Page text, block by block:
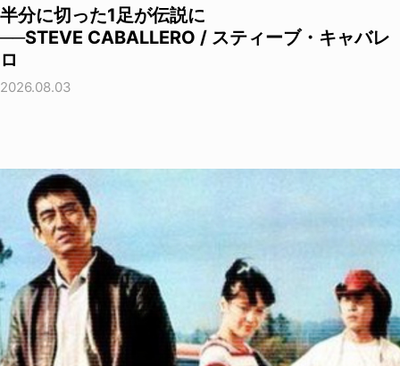
半分に切った1足が伝説に
──STEVE CABALLERO / スティーブ・キャバレ
ロ
2026.08.03